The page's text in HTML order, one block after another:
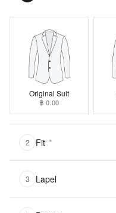
Original Suit
฿ 0.00
2 Fit *
3 Lapel